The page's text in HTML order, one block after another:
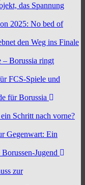
das Spannung
2025: No bed of
den Weg ins Finale
– Borussia ringt
FCS-Spiele und
für Borussia
Schritt nach vorne?
Gegenwart: Ein
Jugend
zur